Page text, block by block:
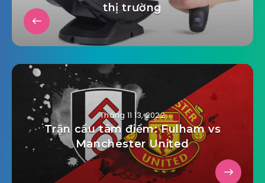
thị trường
Tháng 11 13, 2022
Trận cầu tâm điểm: Fulham vs
Manchester United